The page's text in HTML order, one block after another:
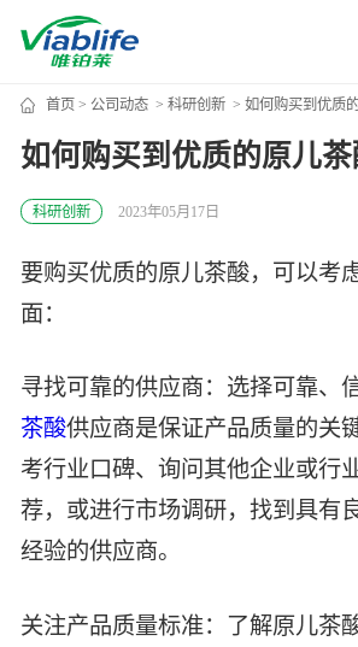
唯铂莱
公司介绍
唯产品
美妆护肤
健康食品
生物制药
唯创新
智能生物乐高平台
高通量骐骥平台
首页 > 公司动态> 科研创新> 如何购买到优质的
如何购买到优质的原儿茶
科研创新 2023年05月17日
要购买优质的原儿茶酸，可以考
面：
寻找可靠的供应商：选择可靠、
茶酸供应商是保证产品质量的关
考行业口碑、询问其他企业或行
荐，或进行市场调研，找到具有
经验的供应商。
关注产品质量标准：了解原儿茶